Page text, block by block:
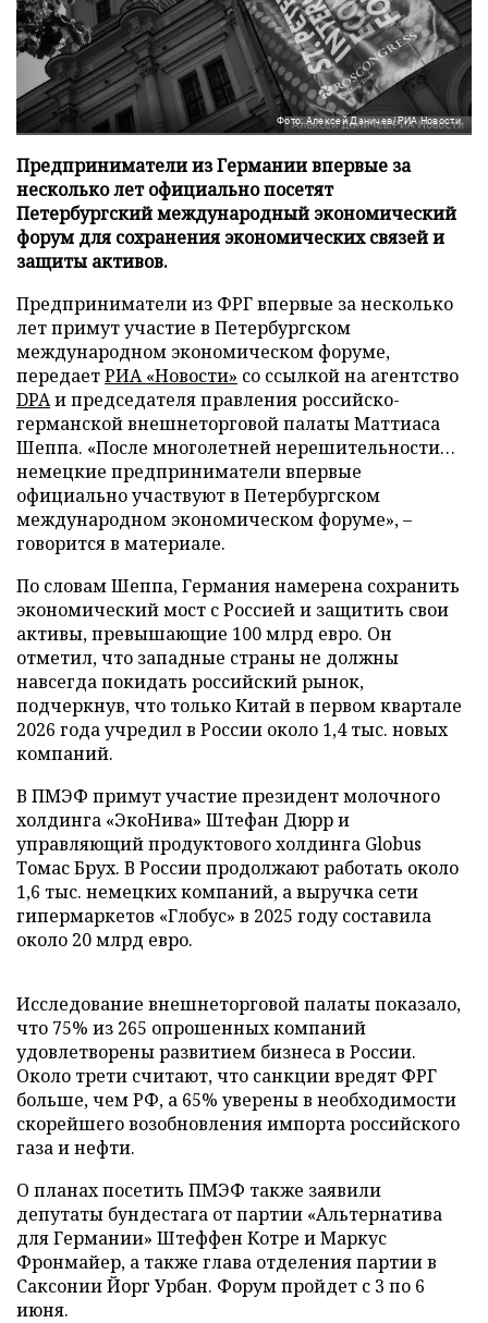
Фото: Алексей Даничев/РИА Новости
Предприниматели из Германии впервые за
несколько лет официально посетят
Петербургский международный экономический
форум для сохранения экономических связей и
защиты активов.
Предприниматели из ФРГ впервые за несколько
лет примут участие в Петербургском
международном экономическом форуме,
передаетРИА «Новости» со ссылкой на агентство
DPAи председателя правления российско-
германской внешнеторговой палаты Маттиаса
Шеппа. «После многолетней нерешительности…
немецкие предприниматели впервые
официально участвуют в Петербургском
международном экономическом форуме», –
говорится в материале.
По словам Шеппа, Германия намерена сохранить
экономический мост с Россией и защитить свои
активы, превышающие 100 млрд евро. Он
отметил, что западные страны не должны
навсегда покидать российский рынок,
подчеркнув, что только Китай в первом квартале
2026 года учредил в России около 1,4 тыс. новых
компаний.
В ПМЭФ примут участие президент молочного
холдинга «ЭкоНива» Штефан Дюрр и
управляющий продуктового холдинга Globus
Томас Брух. В России продолжают работать около
1,6 тыс. немецких компаний, а выручка сети
гипермаркетов «Глобус» в 2025 году составила
около 20 млрд евро.
Исследование внешнеторговой палаты показало,
что 75% из 265 опрошенных компаний
удовлетворены развитием бизнеса в России.
Около трети считают, что санкции вредят ФРГ
больше, чем РФ, а 65% уверены в необходимости
скорейшего возобновления импорта российского
газа и нефти.
О планах посетить ПМЭФ также заявили
депутаты бундестага от партии «Альтернатива
для Германии» Штеффен Котре и Маркус
Фронмайер, а также глава отделения партии в
Саксонии Йорг Урбан. Форум пройдет с 3 по 6
июня.